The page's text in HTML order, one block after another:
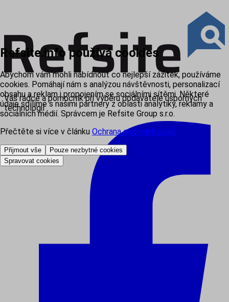
Váš rádce a pomocník při výběru dodavatele úsporných
technologií
Refsite.info používá cookies
Abychom vám mohli nabídnout co nejlepší zážitek, používáme
cookies. Pomáhají nám s analýzou návštěvnosti, personalizací
obsahu a reklam i propojením se sociálními sítěmi. Některé
údaje sdílíme s našimi partnery z oblasti analytiky, reklamy a
sociálních médií. Správcem je Refsite Group s.r.o.
Přečtěte si více v článku Ochrana osobních údajů.
Přijmout vše
Pouze nezbytné cookies
Spravovat cookies